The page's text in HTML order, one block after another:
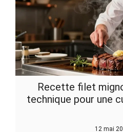
Recette filet
technique pour une
12 mai